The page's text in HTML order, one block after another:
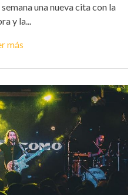
una nueva cita con la
y la...
más